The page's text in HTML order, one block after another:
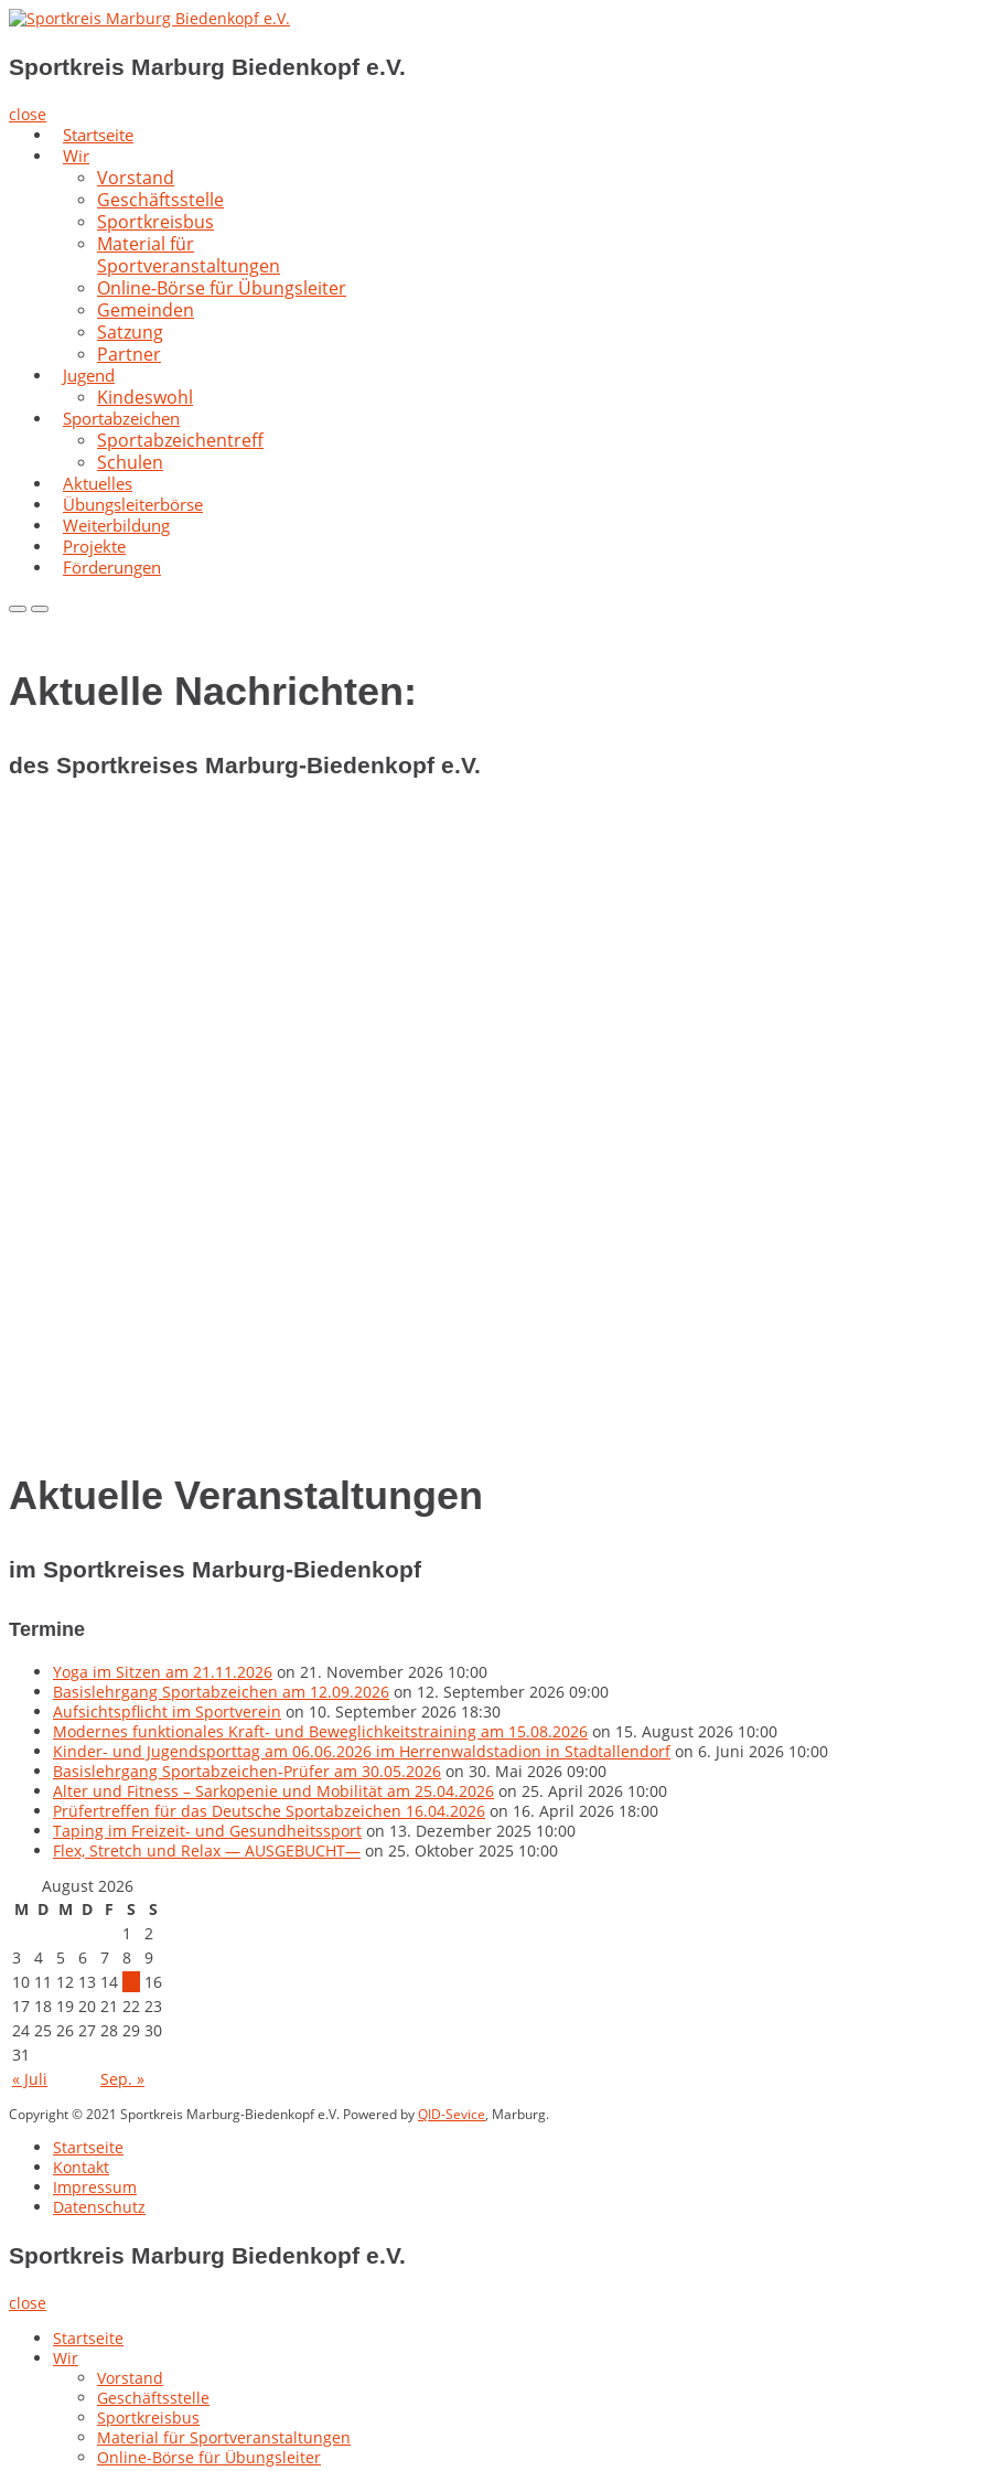
Skip
content
Sportkreis Marburg Biedenkopf e.V.
Sportkreis Marburg Biedenkopf e.V.
close
Startseite
Wir
Vorstand
Geschäftsstelle
Sportkreisbus
Material für
Sportveranstaltungen
Online-Börse für Übungsleiter
Gemeinden
Satzung
Partner
Jugend
Kindeswohl
Sportabzeichen
Sportabzeichentreff
Schulen
Aktuelles
Übungsleiterbörse
Weiterbildung
Projekte
Förderungen
PrimaryPrimary
Aktuelle Nachrichten:
des Sportkreises Marburg-Biedenkopf e.V.
Aktuelle Veranstaltungen
im Sportkreises Marburg-Biedenkopf
Termine
Yoga im Sitzen am 21.11.2026 on 21. November 2026 10:00
Basislehrgang Sportabzeichen am 12.09.2026 on 12. September 2026 09:00
Aufsichtspflicht im Sportverein on 10. September 2026 18:30
Modernes funktionales Kraft- und Beweglichkeitstraining am 15.08.2026 on 15. August 2026 10:00
Kinder- und Jugendsporttag am 06.06.2026 im Herrenwaldstadion in Stadtallendorfon 6. Juni 2026 10:00
Basislehrgang Sportabzeichen-Prüfer am 30.05.2026 on 30. Mai 2026 09:00
Alter und Fitness – Sarkopenie und Mobilität am 25.04.2026 on 25. April 2026 10:00
Prüfertreffen für das Deutsche Sportabzeichen 16.04.2026 on 16. April 2026 18:00
Taping im Freizeit- und Gesundheitssport on 13. Dezember 2025 10:00
Flex, Stretch und Relax — AUSGEBUCHT— on 25. Oktober 2025 10:00
August 2026
M D M D F S
S
1
2
3
4 5 6 7 8
9
10 11 12 13 14
16
17 18 19 20 21 22 23
24 25 26 27 28 29 30
31
« Juli
Sep. »
Copyright © 2021 Sportkreis Marburg-Biedenkopf e.V. Powered byQID-Sevice, Marburg.
Startseite
Kontakt
Impressum
Datenschutz
Sportkreis Marburg Biedenkopf e.V.
close
Startseite
Wir
Vorstand
Geschäftsstelle
Sportkreisbus
Material für Sportveranstaltungen
Online-Börse für Übungsleiter